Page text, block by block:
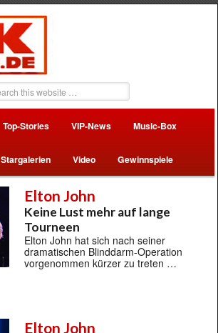
Top-Stories VIP-News Music-Box
Stargalerien Video Gewinnspiele
Elton John
Keine Lust mehr auf lange
Tourneen
Elton John hat sich nach seiner
dramatischen Blinddarm-Operation
vorgenommen kürzer zu treten …
Elton John